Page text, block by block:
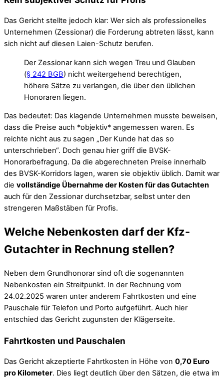
Das Gericht stellte jedoch klar: Wer sich als professionelles
Unternehmen (Zessionar) die Forderung abtreten lässt, kann
sich nicht auf diesen Laien-Schutz berufen.
Der Zessionar kann sich wegen Treu und Glauben
(§ 242 BGB) nicht weitergehend berechtigen,
höhere Sätze zu verlangen, die über den üblichen
Honoraren liegen.
Das bedeutet: Das klagende Unternehmen musste beweisen,
dass die Preise auch *objektiv* angemessen waren. Es
reichte nicht aus zu sagen „Der Kunde hat das so
unterschrieben“. Doch genau hier griff die BVSK-
Honorarbefragung. Da die abgerechneten Preise innerhalb
des BVSK-Korridors lagen, waren sie objektiv üblich. Damit war
die vollständige Übernahme der Kosten für das Gutachten
auch für den Zessionar durchsetzbar, selbst unter den
strengeren Maßstäben für Profis.
Welche Nebenkosten darf der Kfz-
Gutachter in Rechnung stellen?
Neben dem Grundhonorar sind oft die sogenannten
Nebenkosten ein Streitpunkt. In der Rechnung vom
24.02.2025 waren unter anderem Fahrtkosten und eine
Pauschale für Telefon und Porto aufgeführt. Auch hier
entschied das Gericht zugunsten der Klägerseite.
Fahrtkosten und Pauschalen
Das Gericht akzeptierte Fahrtkosten in Höhe von 0,70 Euro
pro Kilometer. Dies liegt deutlich über den Sätzen, die etwa im